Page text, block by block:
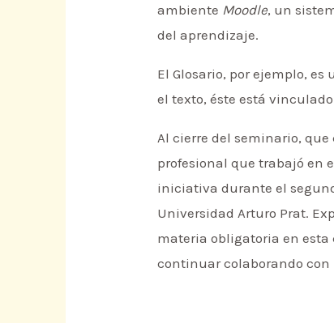
ambiente Moodle, un
del aprendizaje.
El Glosario, por ejemplo,
el texto, éste está
Al cierre del seminario,
profesional que trabajó en
iniciativa durante el
Universidad Arturo Prat.
materia obligatoria en esta
continuar colaborando con